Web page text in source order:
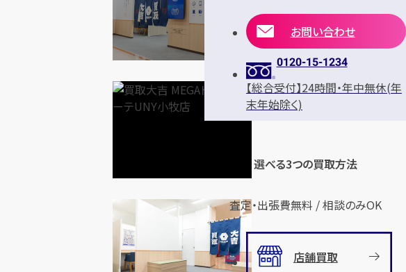
お問い合わせ
0120-15-1234
【総合受付】24時間・年中無休(年
末年始除く)
選べる3つの買取方法
査定・出張費無料 / 相談のみOK
店舗買取